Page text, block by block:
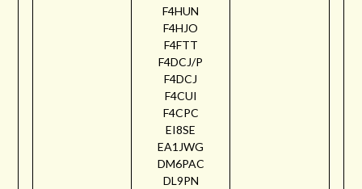
F4HUN
F4HJO
F4FTT
F4DCJ/P
F4DCJ
F4CUI
F4CPC
EI8SE
EA1JWG
DM6PAC
DL9PN